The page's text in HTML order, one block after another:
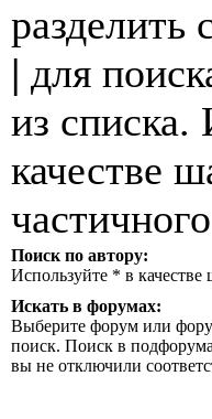
разделить
| для
из списка.
качестве
Поиск по автору:
Используйте * в качестве
Искать в форумах:
Выберите форум или
поиск. Поиск в
вы не отключили